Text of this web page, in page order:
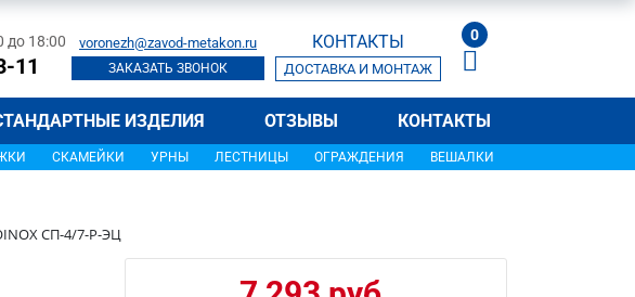
до 18:00
11
voronezh@zavod-metakon.ru
ЗАКАЗАТЬ ЗВОНОК
КОНТАКТЫ
ДОСТАВКА И МОНТАЖ
0
ИЗДЕЛИЯ ОТЗЫВЫ КОНТАКТЫ
СКАМЕЙКИ УРНЫ ЛЕСТНИЦЫ ОГРАЖДЕНИЯ ВЕШАЛКИ
СП-4/7-Р-ЭЦ